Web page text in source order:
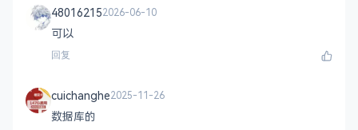
480162152026-06-10
可以
回复
cuichanghe2025-11-26
数据库的